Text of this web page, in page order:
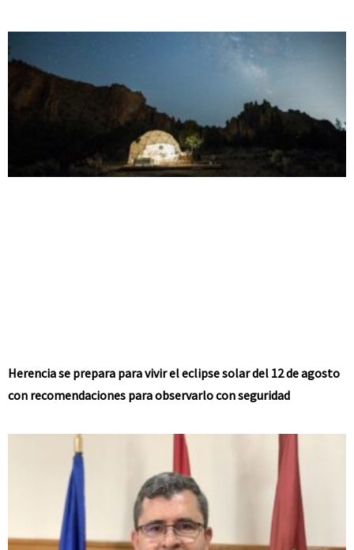
Herencia se prepara para vivir el eclipse solar del 12 de agosto
con recomendaciones para observarlo con seguridad